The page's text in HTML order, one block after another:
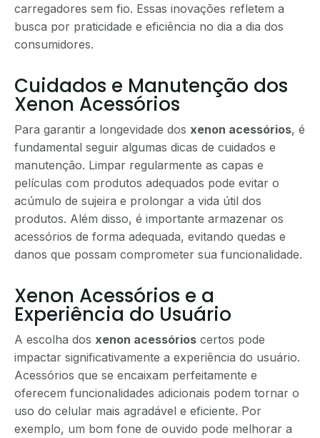
carregadores sem fio. Essas inovações refletem a
busca por praticidade e eficiência no dia a dia dos
consumidores.
Cuidados e Manutenção dos
Xenon Acessórios
Para garantir a longevidade dos xenon acessórios, é
fundamental seguir algumas dicas de cuidados e
manutenção. Limpar regularmente as capas e
películas com produtos adequados pode evitar o
acúmulo de sujeira e prolongar a vida útil dos
produtos. Além disso, é importante armazenar os
acessórios de forma adequada, evitando quedas e
danos que possam comprometer sua funcionalidade.
Xenon Acessórios e a
Experiência do Usuário
A escolha dos xenon acessórios certos pode
impactar significativamente a experiência do usuário.
Acessórios que se encaixam perfeitamente e
oferecem funcionalidades adicionais podem tornar o
uso do celular mais agradável e eficiente. Por
exemplo, um bom fone de ouvido pode melhorar a